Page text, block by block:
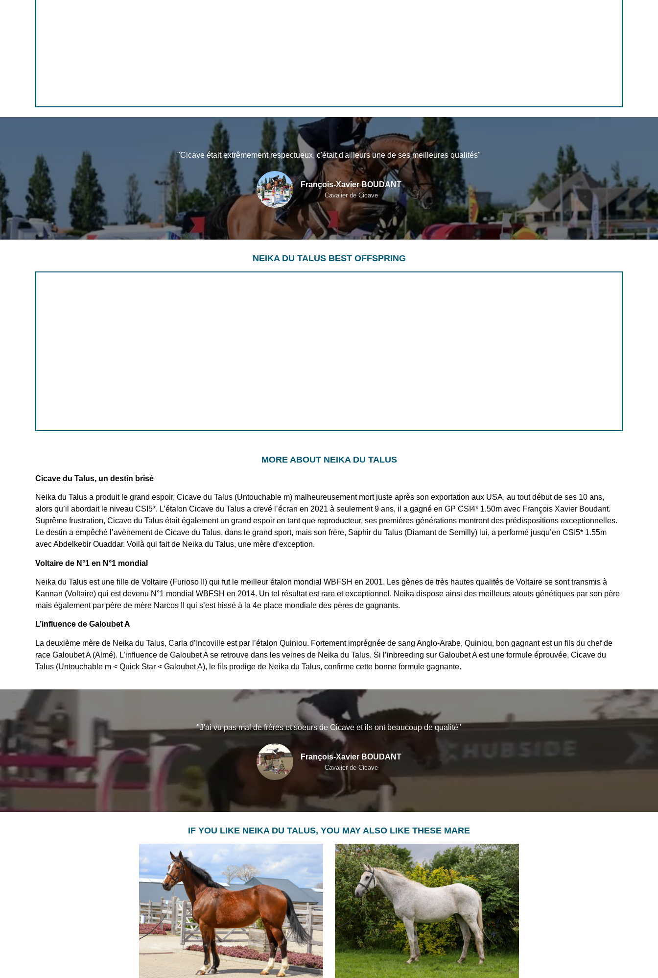
"Cicave était extrêmement respectueux, c'était d'ailleurs une de ses meilleures qualités"
François-Xavier BOUDANT
Cavalier de Cicave
NEIKA DU TALUS BEST OFFSPRING
MORE ABOUT NEIKA DU TALUS
Cicave du Talus, un destin brisé
Neika du Talus a produit le grand espoir, Cicave du Talus (Untouchable m) malheureusement mort juste après son exportation aux USA, au tout début de ses 10 ans,
alors qu’il abordait le niveau CSI5*. L’étalon Cicave du Talus a crevé l’écran en 2021 à seulement 9 ans, il a gagné en GP CSI4* 1.50m avec François Xavier Boudant.
Suprême frustration, Cicave du Talus était également un grand espoir en tant que reproducteur, ses premières générations montrent des prédispositions exceptionnelles.
Le destin a empêché l’avènement de Cicave du Talus, dans le grand sport, mais son frère, Saphir du Talus (Diamant de Semilly) lui, a performé jusqu’en CSI5* 1.55m
avec Abdelkebir Ouaddar. Voilà qui fait de Neika du Talus, une mère d’exception.
Voltaire de N°1 en N°1 mondial
Neika du Talus est une fille de Voltaire (Furioso II) qui fut le meilleur étalon mondial WBFSH en 2001. Les gènes de très hautes qualités de Voltaire se sont transmis à
Kannan (Voltaire) qui est devenu N°1 mondial WBFSH en 2014. Un tel résultat est rare et exceptionnel. Neika dispose ainsi des meilleurs atouts génétiques par son père
mais également par père de mère Narcos II qui s’est hissé à la 4e place mondiale des pères de gagnants.
L’influence de Galoubet A
La deuxième mère de Neika du Talus, Carla d’Incoville est par l’étalon Quiniou. Fortement imprégnée de sang Anglo-Arabe, Quiniou, bon gagnant est un fils du chef de
race Galoubet A (Almé). L’influence de Galoubet A se retrouve dans les veines de Neika du Talus. Si l’inbreeding sur Galoubet A est une formule éprouvée, Cicave du
Talus (Untouchable m < Quick Star < Galoubet A), le fils prodige de Neika du Talus, confirme cette bonne formule gagnante.
"J'ai vu pas mal de frères et soeurs de Cicave et ils ont beaucoup de qualité"
François-Xavier BOUDANT
Cavalier de Cicave
IF YOU LIKE NEIKA DU TALUS, YOU MAY ALSO LIKE THESE MARE